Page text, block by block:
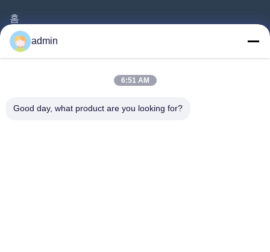
홈
제품
비디오
공장 견학
admin
6:51 AM
Good day, what product are you looking for?